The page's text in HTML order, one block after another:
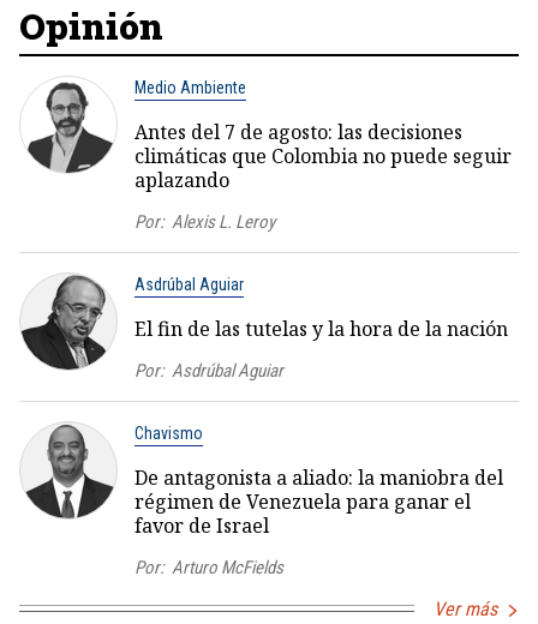
Opinión
Medio Ambiente
Antes del 7 de agosto: las decisiones
climáticas que Colombia no puede seguir
aplazando
Por: Alexis L. Leroy
Asdrúbal Aguiar
El fin de las tutelas y la hora de la nación
Por: Asdrúbal Aguiar
Chavismo
De antagonista a aliado: la maniobra del
régimen de Venezuela para ganar el
favor de Israel
Por: Arturo McFields
Ver más